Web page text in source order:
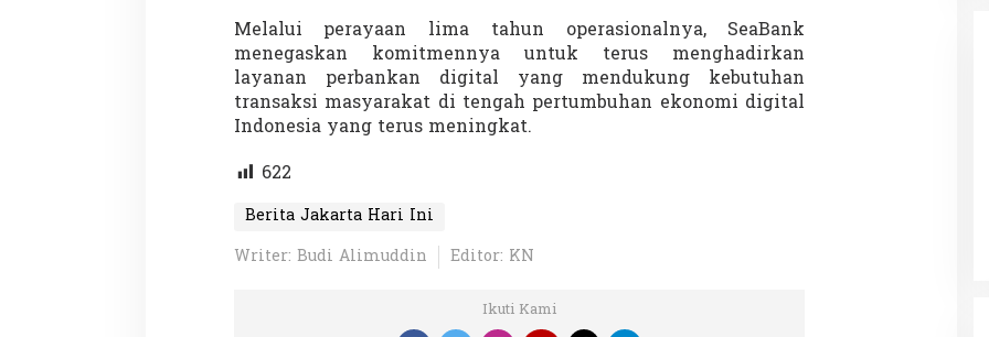
Melalui perayaan lima tahun operasionalnya, SeaBank
menegaskan komitmennya untuk terus menghadirkan
layanan perbankan digital yang mendukung kebutuhan
transaksi masyarakat di tengah pertumbuhan ekonomi digital
Indonesia yang terus meningkat.
622
Berita Jakarta Hari Ini
Writer: Budi Alimuddin
Editor: KN
Ikuti Kami